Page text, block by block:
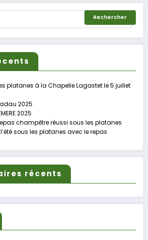
platanes à la Chapelle Lagastet le 5 juillet
2025
2025
champêtre réussi sous les platanes
sous les platanes avec le repas
récents